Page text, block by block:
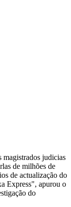
magistrados judicias
de milhões de
de actualização do
Express", apurou o
do